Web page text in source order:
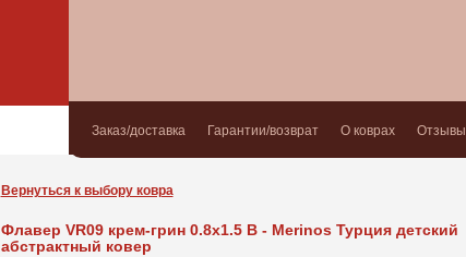
Заказ/доставка Гарантии/возврат О коврах Отзывы
Вернуться к выбору ковра
Флавер VR09 крем-грин 0.8x1.5 В - Merinos Турция детский
абстрактный ковер